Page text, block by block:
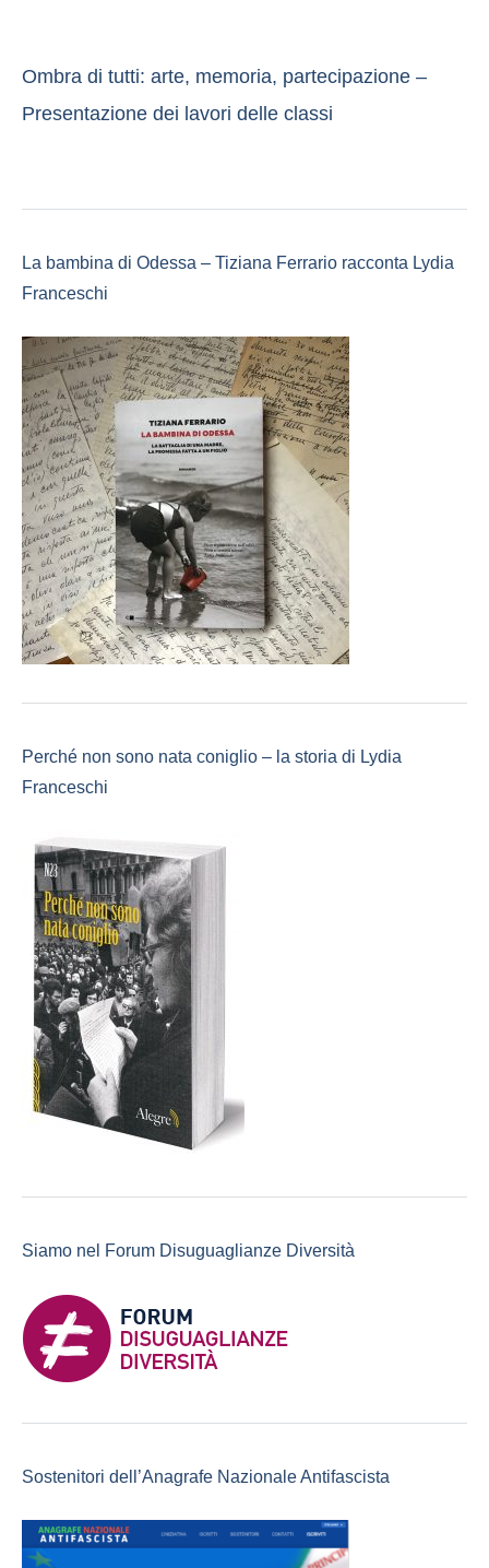
Ombra di tutti: arte, memoria, partecipazione –
Presentazione dei lavori delle classi
La bambina di Odessa – Tiziana Ferrario racconta Lydia
Franceschi
Perché non sono nata coniglio – la storia di Lydia
Franceschi
Siamo nel Forum Disuguaglianze Diversità
Sostenitori dell’Anagrafe Nazionale Antifascista